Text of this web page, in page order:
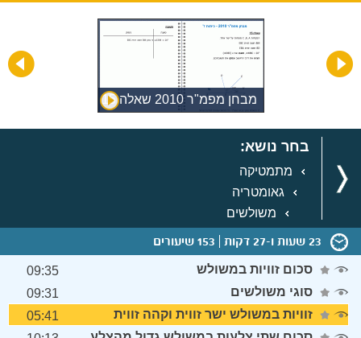
מבחן מפמ"ר 2010 שאלה 15
בחר נושא:
מתמטיקה
גאומטריה
משולשים
23 שעות ו-27 דקות 153 שיעורים
סכום זוויות במשולש
09:35
סוגי משולשים
09:31
זוויות במשולש ישר זווית וקהה זווית
05:41